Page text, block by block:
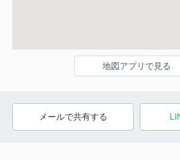
地図アプリで見る
メールで共有する